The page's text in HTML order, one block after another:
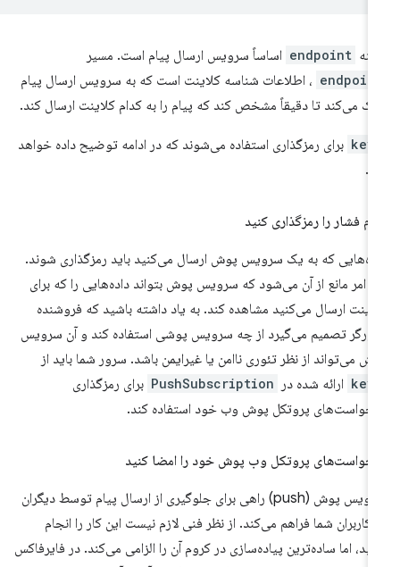
endpoint اساساً سرویس ارسال پیام است. مسیر
، اطلاعات شناسه کلاینت است که به سرویس ارسال پیام
می‌کند تا دقیقاً مشخص کند که پیام را به کدام کلاینت ارسال کند.
برای رمزگذاری استفاده می‌شوند که در ادامه توضیح داده خواهد
فشار را رمزگذاری کنید
که به یک سرویس پوش ارسال می‌کنید باید رمزگذاری شوند.
امر مانع از آن می‌شود که سرویس پوش بتواند داده‌هایی را که برای
ارسال می‌کنید مشاهده کند. به یاد داشته باشید که فروشنده
تصمیم می‌گیرد از چه سرویس پوشی استفاده کند و آن سرویس
می‌تواند از نظر تئوری ناامن یا غیرایمن باشد. سرور شما باید از
ارائه شده در PushSubscription برای رمزگذاری
پروتکل پوش وب خود استفاده کند.
پروتکل وب پوش خود را امضا کنید
سرویس پوش (push) راهی برای جلوگیری از ارسال پیام توسط دیگران
کاربران شما فراهم می‌کند. از نظر فنی لازم نیست این کار را انجام
اما ساده‌ترین پیاده‌سازی در کروم آن را الزامی می‌کند. در فایرفاکس